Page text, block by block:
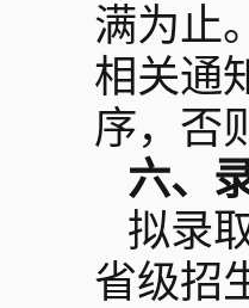
满为止
相关通
序，否
六、
拟录
省级招